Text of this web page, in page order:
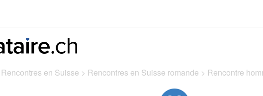
Rencontres en Suisse > Rencontres en Suisse romande > Rencontre